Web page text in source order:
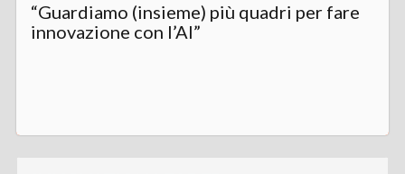
“Guardiamo (insieme) più quadri per fare
innovazione con l’AI”